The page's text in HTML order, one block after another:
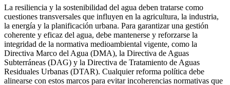
La resiliencia y la sostenibilidad del agua deben tratarse como
cuestiones transversales que influyen en la agricultura, la industria,
la energía y la planificación urbana. Para garantizar una gestión
coherente y eficaz del agua, debe mantenerse y reforzarse la
integridad de la normativa medioambiental vigente, como la
Directiva Marco del Agua (DMA), la Directiva de Aguas
Subterráneas (DAG) y la Directiva de Tratamiento de Aguas
Residuales Urbanas (DTAR). Cualquier reforma política debe
alinearse con estos marcos para evitar incoherencias normativas que